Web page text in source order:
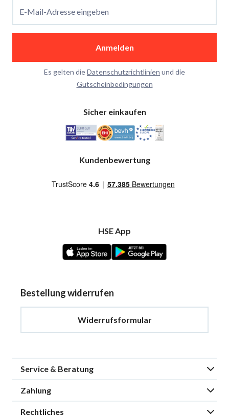
E-Mail-Adresse eingeben
Anmelden
Es gelten dieDatenschutzrichtlinien und die
Gutscheinbedingungen
Sicher einkaufen
Kundenbewertung
HSE App
Bestellung widerrufen
Widerrufsformular
Service & Beratung
Zahlung
Rechtliches